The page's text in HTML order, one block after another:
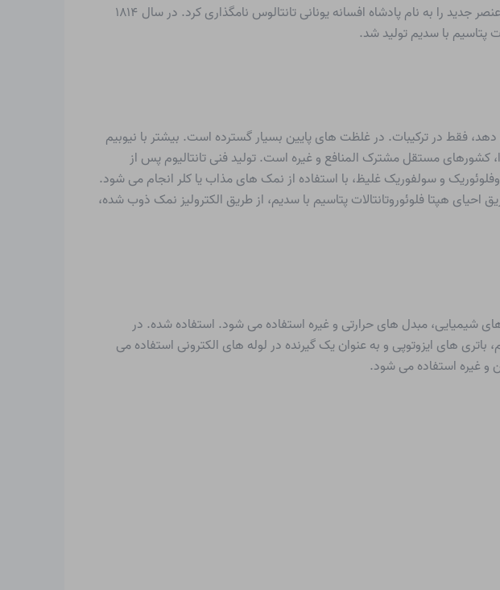
در سال ۱۸۰۲ شیمیدان سوئدی آندریاس گوستاف اکهبرگ تانتالم را به شکل اکسید کشف و جدا کرد. او عنصر جدید را به نام پادشاه افسانه یونانی تانتالوس نامگذاری کرد. در سال ۱۸۱۴
فقط در ترکیبات. در غلظت های پایین بسیار گسترده است. بیشتر با نیوبیم
کشورهای مستقل مشترک المنافع و غیره است. تولید فنی تانتالیوم پس از
و سولفوریک غلیظ، با استفاده از نمک های مذاب یا کلر انجام می شود.
احیای هپتا فلوئوروتانتالات پتاسیم با سدیم، از طریق الکترولیز نمک ذوب شده،
شیمیایی، مبدل های حرارتی و غیره استفاده می شود. استفاده شده. در
های ایزوتوپی و به عنوان یک گیرنده در لوله های الکترونی استفاده می
غیره استفاده می شود.